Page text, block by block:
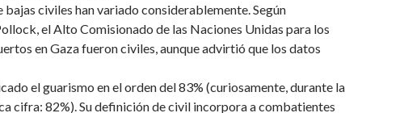
civiles han variado considerablemente. Según
el Alto Comisionado de las Naciones Unidas para los
en Gaza fueron civiles, aunque advirtió que los datos
el guarismo en el orden del 83% (curiosamente, durante la
cifra: 82%). Su definición de civil incorpora a combatientes